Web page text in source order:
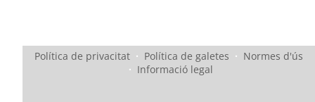
Política de privacitat · Política de galetes · Normes d'ús
· Informació legal